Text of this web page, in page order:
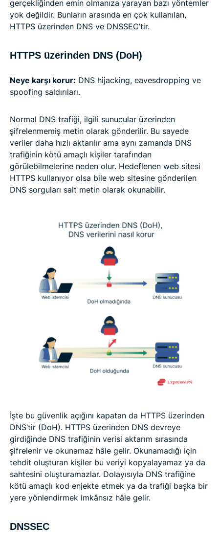
gerçekliğinden emin olmanıza yarayan bazı yöntemler
yok değildir. Bunların arasında en çok kullanılan,
HTTPS üzerinden DNS ve DNSSEC’tir.
HTTPS üzerinden DNS (DoH)
Neye karşı korur: DNS hijacking, eavesdropping ve
spoofing saldırıları.
Normal DNS trafiği, ilgili sunucular üzerinden
şifrelenmemiş metin olarak gönderilir. Bu sayede
veriler daha hızlı aktarılır ama aynı zamanda DNS
trafiğinin kötü amaçlı kişiler tarafından
görülebilmelerine neden olur. Hedeflenen web sitesi
HTTPS kullanıyor olsa bile web sitesine gönderilen
DNS sorguları salt metin olarak okunabilir.
İşte bu güvenlik açığını kapatan da HTTPS üzerinden
DNS’tir (DoH). HTTPS üzerinden DNS devreye
girdiğinde DNS trafiğinin verisi aktarım sırasında
şifrelenir ve okunamaz hâle gelir. Okunamadığı için
tehdit oluşturan kişiler bu veriyi kopyalayamaz ya da
sahtesini oluşturamazlar. Dolayısıyla DNS trafiğine
kötü amaçlı kod enjekte etmek ya da trafiği başka bir
yere yönlendirmek imkânsız hâle gelir.
DNSSEC